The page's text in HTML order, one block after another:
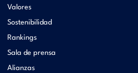
Valores
Sostenibilidad
Rankings
Sala de prensa
Alianzas